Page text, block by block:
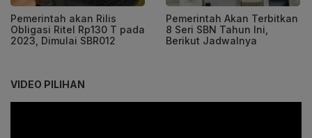
Pemerintah akan Rilis
Obligasi Ritel Rp130 T pada
2023, Dimulai SBR012
Pemerintah Akan Terbitkan
8 Seri SBN Tahun Ini,
Berikut Jadwalnya
VIDEO PILIHAN